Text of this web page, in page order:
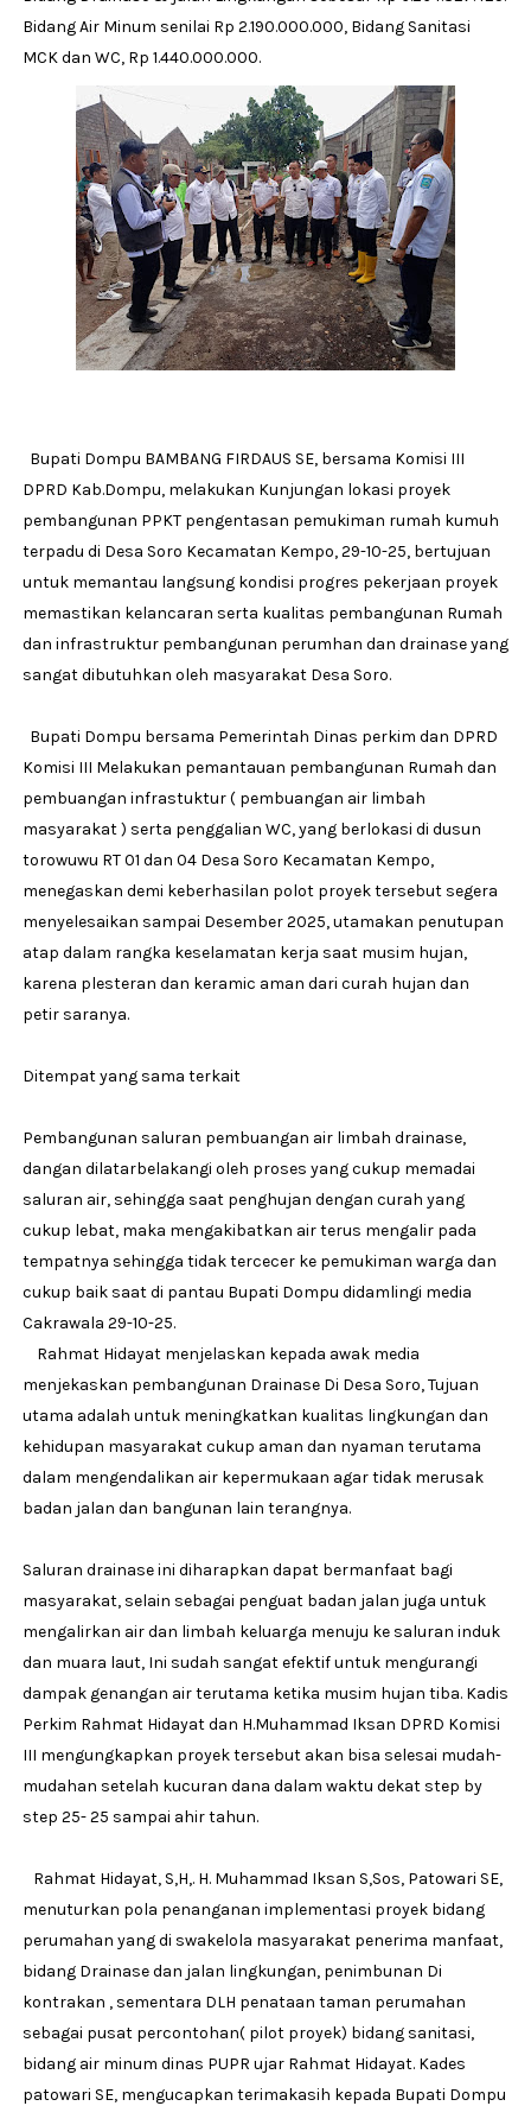
Bidang Air Minum senilai Rp 2.190.000.000, Bidang Sanitasi
MCK dan WC, Rp 1.440.000.000.
Bupati Dompu BAMBANG FIRDAUS SE, bersama Komisi III
DPRD Kab.Dompu, melakukan Kunjungan lokasi proyek
pembangunan PPKT pengentasan pemukiman rumah kumuh
terpadu di Desa Soro Kecamatan Kempo, 29-10-25, bertujuan
untuk memantau langsung kondisi progres pekerjaan proyek
memastikan kelancaran serta kualitas pembangunan Rumah
dan infrastruktur pembangunan perumhan dan drainase yang
sangat dibutuhkan oleh masyarakat Desa Soro.
Bupati Dompu bersama Pemerintah Dinas perkim dan DPRD
Komisi III Melakukan pemantauan pembangunan Rumah dan
pembuangan infrastuktur ( pembuangan air limbah
masyarakat ) serta penggalian WC, yang berlokasi di dusun
torowuwu RT 01 dan 04 Desa Soro Kecamatan Kempo,
menegaskan demi keberhasilan polot proyek tersebut segera
menyelesaikan sampai Desember 2025, utamakan penutupan
atap dalam rangka keselamatan kerja saat musim hujan,
karena plesteran dan keramic aman dari curah hujan dan
petir saranya.
Ditempat yang sama terkait
Pembangunan saluran pembuangan air limbah drainase,
dangan dilatarbelakangi oleh proses yang cukup memadai
saluran air, sehingga saat penghujan dengan curah yang
cukup lebat, maka mengakibatkan air terus mengalir pada
tempatnya sehingga tidak tercecer ke pemukiman warga dan
cukup baik saat di pantau Bupati Dompu didamlingi media
Cakrawala 29-10-25.
Rahmat Hidayat menjelaskan kepada awak media
menjekaskan pembangunan Drainase Di Desa Soro, Tujuan
utama adalah untuk meningkatkan kualitas lingkungan dan
kehidupan masyarakat cukup aman dan nyaman terutama
dalam mengendalikan air kepermukaan agar tidak merusak
badan jalan dan bangunan lain terangnya.
Saluran drainase ini diharapkan dapat bermanfaat bagi
masyarakat, selain sebagai penguat badan jalan juga untuk
mengalirkan air dan limbah keluarga menuju ke saluran induk
dan muara laut, Ini sudah sangat efektif untuk mengurangi
dampak genangan air terutama ketika musim hujan tiba. Kadis
Perkim Rahmat Hidayat dan H.Muhammad Iksan DPRD Komisi
III mengungkapkan proyek tersebut akan bisa selesai mudah-
mudahan setelah kucuran dana dalam waktu dekat step by
step 25- 25 sampai ahir tahun.
Rahmat Hidayat, S,H,. H. Muhammad Iksan S,Sos, Patowari SE,
menuturkan pola penanganan implementasi proyek bidang
perumahan yang di swakelola masyarakat penerima manfaat,
bidang Drainase dan jalan lingkungan, penimbunan Di
kontrakan , sementara DLH penataan taman perumahan
sebagai pusat percontohan( pilot proyek) bidang sanitasi,
bidang air minum dinas PUPR ujar Rahmat Hidayat. Kades
patowari SE, mengucapkan terimakasih kepada Bupati Dompu